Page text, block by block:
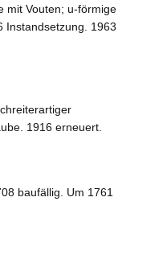
mit Vouten; u-förmige
Instandsetzung. 1963
1916 erneuert.
baufällig. Um 1761